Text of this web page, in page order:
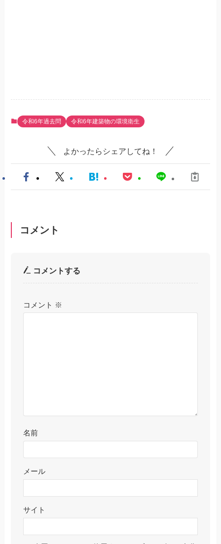
令和6年過去問 令和6年建築物の環境衛生
よかったらシェアしてね！
コメント
コメントする
コメント ※
名前
メール
サイト